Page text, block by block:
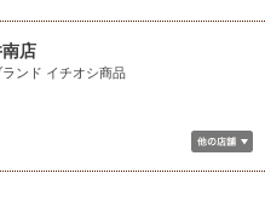
店
ンド イチオシ商品